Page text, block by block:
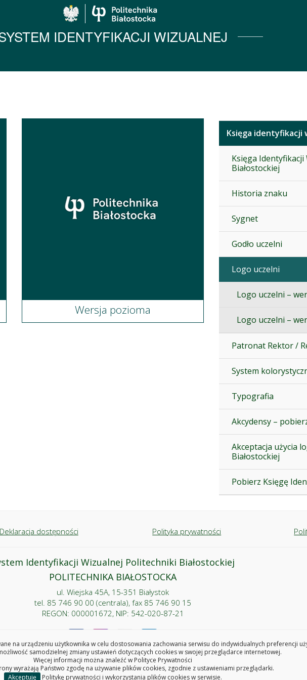
na urządzeniu użytkownika w celu dostosowania zachowania serwisu do indywidualnych preferencji
samodzielnej zmiany ustawień dotyczących cookies w swojej przeglądarce internetowej.
Więcej informacji można znaleźć w Polityce Prywatności
wyrażają Państwo zgodę na używanie plików cookies, zgodnie z ustawieniami przeglądarki.
Akceptuję
Politykę prywatności i wykorzystania plików cookies w serwisie.
IDENTYFIKACJI WIZUALNEJ
Wersja pozioma
Księga identyfikacji
Księga
Białostockiej
Historia znaku
Sygnet
Godło uczelni
Logo uczelni
Logo uczelni –
Logo uczelni –
Patronat Rektor /
System
Typografia
Akcydensy –
Akceptacja użycia
Białostockiej
Pobierz Księgę
Deklaracja dostępności Polityka prywatności
Identyfikacji Wizualnej Politechniki Białostockiej
POLITECHNIKA BIAŁOSTOCKA
ul. Wiejska 45A, 15-351 Białystok
tel. 85 746 90 00 (centrala), fax 85 746 90 15
REGON: 000001672, NIP: 542-020-87-21
Copyright © 2026 Politechnika Białostocka